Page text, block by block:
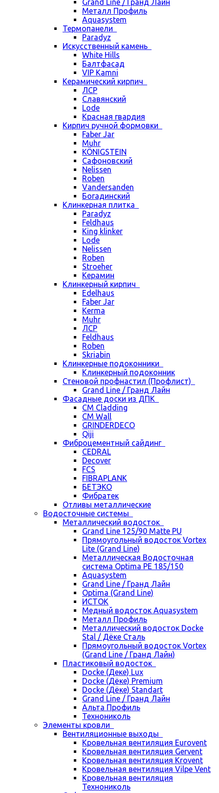
Grand Line / Гранд Лайн
Металл Профиль
Aquasystem
Термопанели
Paradyz
Искусственный камень
White Hills
Балтфасад
VIP Kamni
Керамический кирпич
ЛСР
Славянский
Lode
Красная гвардия
Кирпич ручной формовки
Faber Jar
Muhr
KÖNIGSTEIN
Сафоновский
Nelissen
Roben
Vandersanden
Богадинский
Клинкерная плитка
Paradyz
Feldhaus
King klinker
Lode
Nelissen
Roben
Stroeher
Керамин
Клинкерный кирпич
Edelhaus
Faber Jar
Kerma
Muhr
ЛСР
Feldhaus
Roben
Skriabin
Клинкерные подоконники
Клинкерный подоконник
Стеновой профнастил (Профлист)
Grand Line / Гранд Лайн
Фасадные доски из ДПК
CM Cladding
CM Wall
GRINDERDECO
Qiji
Фиброцементный сайдинг
CEDRAL
Decover
FCS
FIBRAPLANK
БЕТЭКО
Фибратек
Отливы металлические
Водосточные системы
Металлический водосток
Grand Line 125/90 Matte PU
Прямоугольный водосток Vortex
Lite (Grand Line)
Металлическая Водосточная
система Optima PE 185/150
Aquasystem
Grand Line / Гранд Лайн
Optima (Grand Line)
ИСТОК
Медный водосток Aquasystem
Металл Профиль
Металлический водосток Docke
Stal / Дёке Сталь
Прямоугольный водосток Vortex
(Grand Line / Гранд Лайн)
Пластиковый водосток
Docke (Деке) Lux
Docke (Дёке) Premium
Docke (Дёке) Standart
Grand Line / Гранд Лайн
Альта Профиль
Технониколь
Элементы кровли
Вентиляционные выходы
Кровельная вентиляция Eurovent
Кровельная вентиляция Gervent
Кровельная вентиляция Krovent
Кровельная вентиляция Vilpe Vent
Кровельная вентиляция
Технониколь